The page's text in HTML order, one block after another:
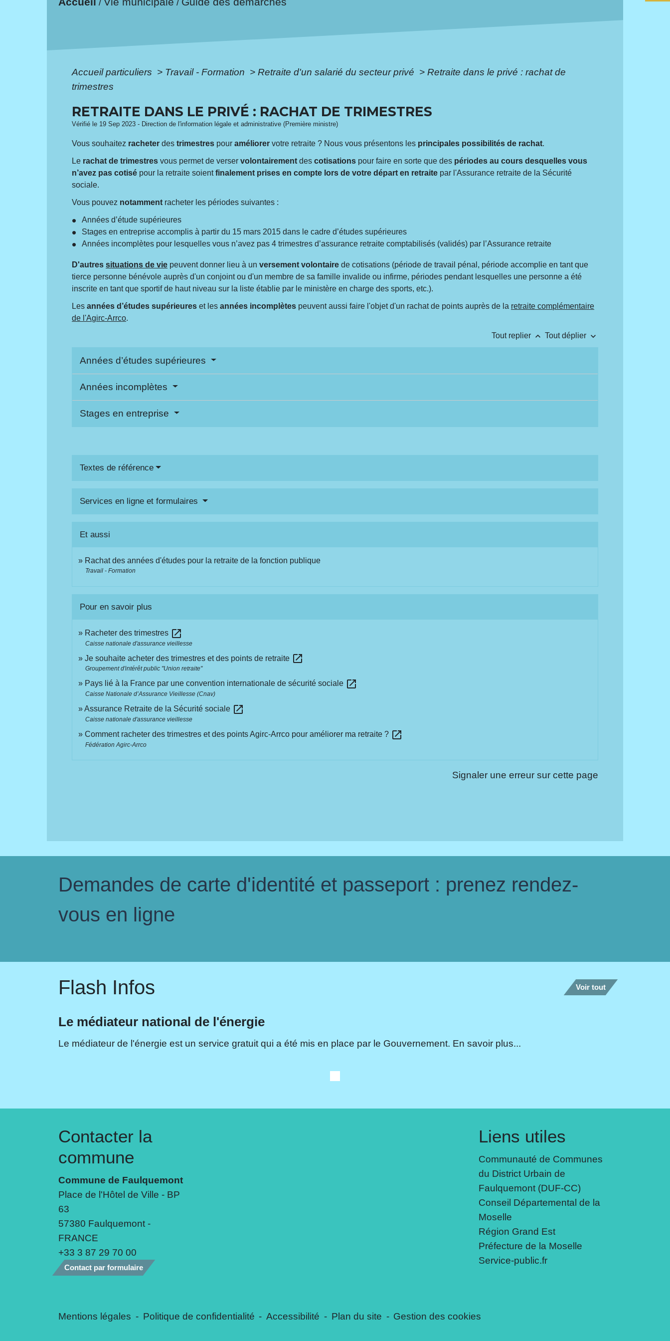
/ /
Accueil particuliers > Travail - Formation > Retraite d'un salarié du secteur privé > Retraite dans le privé : rachat de
trimestres
RETRAITE DANS LE PRIVÉ : RACHAT DE TRIMESTRES
Vérifié le 19 Sep 2023 - Direction de l'information légale et administrative (Première ministre)
Vous souhaitez racheter destrimestres pouraméliorer votre retraite ? Nous vous présentons les principales possibilités de rachat.
Le rachat de trimestres vous permet de verservolontairementdescotisations pour faire en sorte que des périodes au cours desquelles vous
n’avez pas cotisé pour la retraite soientfinalement prises en compte lors de votre départ en retraite par l'Assurance retraite de la Sécurité
sociale.
Vous pouvez notamment racheter les périodes suivantes :
Années d’étude supérieures
Stages en entreprise accomplis à partir du 15 mars 2015 dans le cadre d’études supérieures
Années incomplètes pour lesquelles vous n’avez pas 4 trimestres d’assurance retraite comptabilisés (validés) par l’Assurance retraite
D'autressituations de vie peuvent donner lieu à unversement volontaire de cotisations (période de travail pénal, période accomplie en tant que
tierce personne bénévole auprès d'un conjoint ou d'un membre de sa famille invalide ou infirme, périodes pendant lesquelles une personne a été
inscrite en tant que sportif de haut niveau sur la liste établie par le ministère en charge des sports, etc.).
Lesannées d’études supérieures et lesannées incomplètes peuvent aussi faire l'objet d'un rachat de points auprès de la retraite complémentaire
de l'Agirc-Arrco.
Tout replier keyboard_arrow_up Tout déplier keyboard_arrow_down
Années d’études supérieures
Années incomplètes
Stages en entreprise
Textes de référence
Services en ligne et formulaires
Et aussi
Rachat des années d'études pour la retraite de la fonction publique
Travail - Formation
Pour en savoir plus
Racheter des trimestres open_in_new
Caisse nationale d'assurance vieillesse
Je souhaite acheter des trimestres et des points de retraite open_in_new
Groupement d'intérêt public "Union retraite"
Pays lié à la France par une convention internationale de sécurité sociale open_in_new
Caisse Nationale d’Assurance Vieillesse (Cnav)
Assurance Retraite de la Sécurité sociale open_in_new
Caisse nationale d'assurance vieillesse
Comment racheter des trimestres et des points Agirc-Arrco pour améliorer ma retraite ? open_in_new
Fédération Agirc-Arrco
Signaler une erreur sur cette page
Demandes de carte d'identité et passeport : prenez rendez-
vous en ligne
Flash Infos Voir tout
Le médiateur national de l'énergie
Le médiateur de l'énergie est un service gratuit qui a été mis en place par le Gouvernement. En savoir plus...
Contacter la
commune
Commune de Faulquemont
Place de l'Hôtel de Ville - BP
63
57380 Faulquemont -
FRANCE
+33 3 87 29 70 00
Contact par formulaire
Liens utiles
Communauté de Communes
du District Urbain de
Faulquemont (DUF-CC)
Conseil Départemental de la
Moselle
Région Grand Est
Préfecture de la Moselle
Service-public.fr
Mentions légales - Politique de confidentialité - Accessibilité - Plan du site - Gestion des cookies